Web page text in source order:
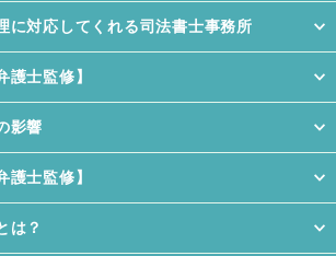
に対応してくれる司法書士事務所
護士監修】
影響
護士監修】
は？